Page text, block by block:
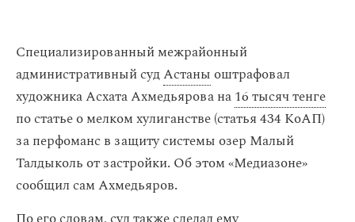
Специализированный межрайонный
административный судАстаны оштрафовал
художника Асхата Ахмедьярова на16 тысяч тенге
по статье о мелком хулиганстве (статья 434 КоАП)
за перфоманс в защиту системы озер Малый
Талдыколь от застройки. Об этом «Медиазоне»
сообщил сам Ахмедьяров.